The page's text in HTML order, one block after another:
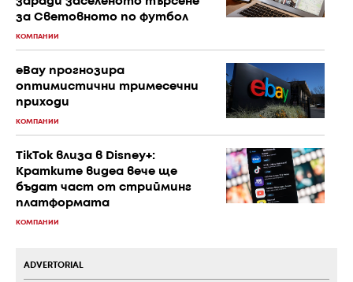
за Световното по футбол
КОМПАНИИ
eBay прогнозира
оптимистични тримесечни
приходи
КОМПАНИИ
TikTok влиза в Disney+:
Кратките видеа вече ще
бъдат част от стрийминг
платформата
КОМПАНИИ
ADVERTORIAL